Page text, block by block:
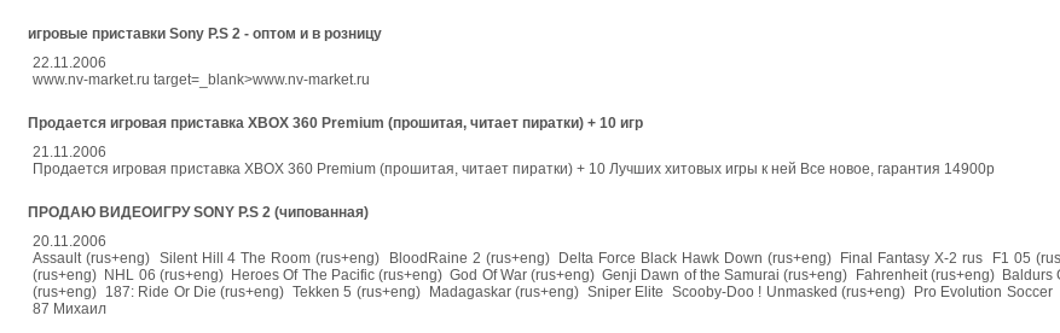
игровые приставки Sony P.S 2 - оптом и в розницу
22.11.2006
www.nv-market.ru target=_blank>www.nv-market.ru
Продается игровая приставка XBOX 360 Premium (прошитая, читает пиратки) + 10 игр
21.11.2006
Продается игровая приставка XBOX 360 Premium (прошитая, читает пиратки) + 10 Лучших хитовых игры к ней Все новое, гарантия 14900p
ПРОДАЮ ВИДЕОИГРУ SONY P.S 2 (чипованная)
20.11.2006
Assault (rus+eng) Silent Hill 4 The Room (rus+eng) BloodRaine 2 (rus+eng) Delta Force Black Hawk Down (rus+eng) Final Fantasy X-2 rus F1 05
(rus+eng) NHL 06 (rus+eng) Heroes Of The Pacific (rus+eng) God Of War (rus+eng) Genji Dawn of the Samurai (rus+eng) Fahrenheit (rus+eng) Baldurs
(rus+eng) 187: Ride Or Die (rus+eng) Tekken 5 (rus+eng) Madagaskar (rus+eng) Sniper Elite Scooby-Doo ! Unmasked (rus+eng) Pro Evolution
87 Михаил